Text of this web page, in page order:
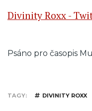
Divinity Roxx -
Psáno pro časopis
TAGY DIVINITY ROXX